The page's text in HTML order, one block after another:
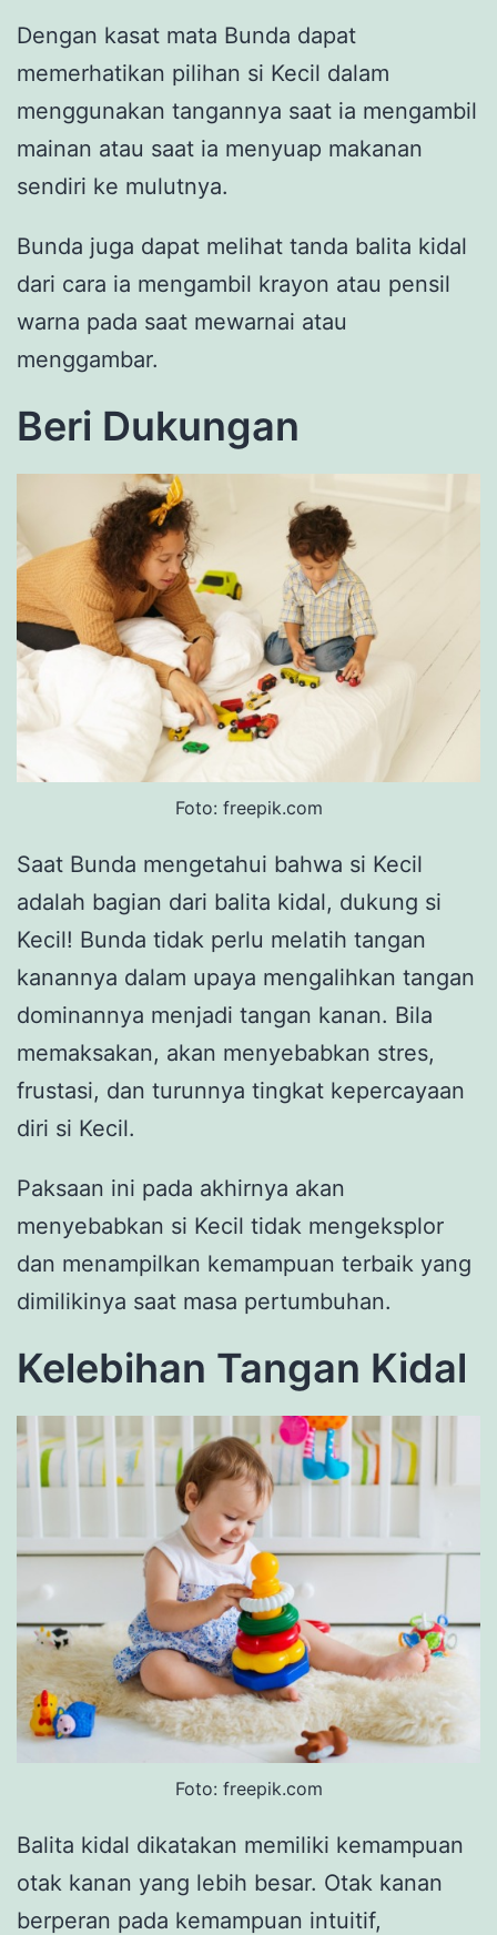
Dengan kasat mata Bunda dapat
memerhatikan pilihan si Kecil dalam
menggunakan tangannya saat ia mengambil
mainan atau saat ia menyuap makanan
sendiri ke mulutnya.
Bunda juga dapat melihat tanda balita kidal
dari cara ia mengambil krayon atau pensil
warna pada saat mewarnai atau
menggambar.
Beri Dukungan
Foto: freepik.com
Saat Bunda mengetahui bahwa si Kecil
adalah bagian dari balita kidal, dukung si
Kecil! Bunda tidak perlu melatih tangan
kanannya dalam upaya mengalihkan tangan
dominannya menjadi tangan kanan. Bila
memaksakan, akan menyebabkan stres,
frustasi, dan turunnya tingkat kepercayaan
diri si Kecil.
Paksaan ini pada akhirnya akan
menyebabkan si Kecil tidak mengeksplor
dan menampilkan kemampuan terbaik yang
dimilikinya saat masa pertumbuhan.
Kelebihan Tangan Kidal
Foto: freepik.com
Balita kidal dikatakan memiliki kemampuan
otak kanan yang lebih besar. Otak kanan
berperan pada kemampuan intuitif,